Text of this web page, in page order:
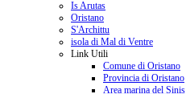
Is Arutas
Oristano
S'Archittu
isola di Mal di Ventre
Link Utili
Comune di Oristano
Provincia di Oristano
Area marina del Sinis